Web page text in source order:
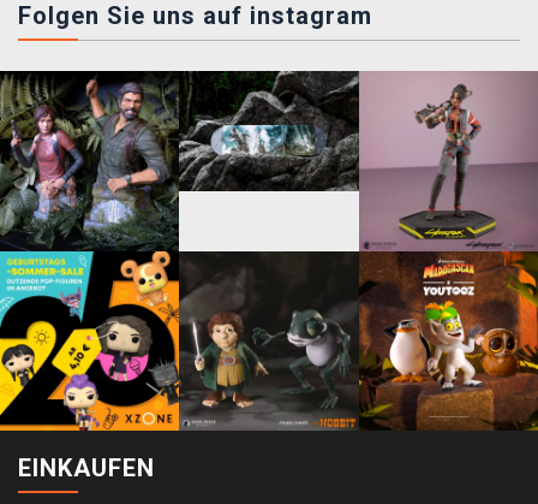
Folgen Sie uns auf instagram
EINKAUFEN